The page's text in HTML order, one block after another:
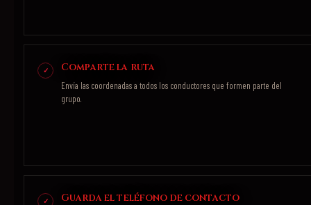
Comparte la ruta
Envía las coordenadas a todos los conductores que formen parte del
grupo.
Guarda el teléfono de contacto